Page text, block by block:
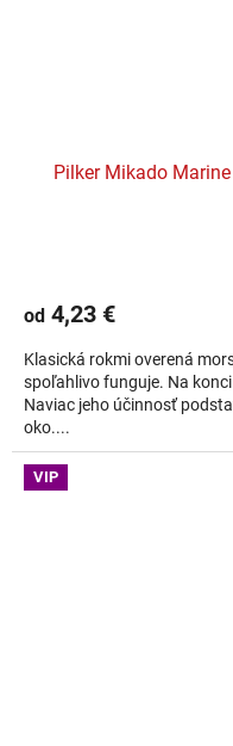
Pilker Mikado
od 4,23 €
Klasická rokmi overená
spoľahlivo funguje. Na
Naviac jeho účinnosť
oko....
VIP